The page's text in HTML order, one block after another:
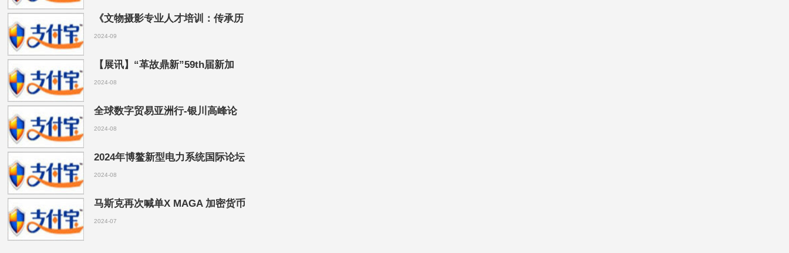
《文物摄影专业人才培训：传承历
2024-09
【展讯】“革故鼎新”59th届新加
2024-08
全球数字贸易亚洲行-银川高峰论
2024-08
2024年博鳌新型电力系统国际论坛
2024-08
马斯克再次喊单X MAGA 加密货币
2024-07